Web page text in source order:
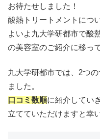
お待たせしました！
酸熱トリートメントにつ
よいよ九大学研都市で酸
の美容室のご紹介に移っ
九大学研都市では、2つ
ました。
口コミ数順に紹介してい
立てていただけますと幸